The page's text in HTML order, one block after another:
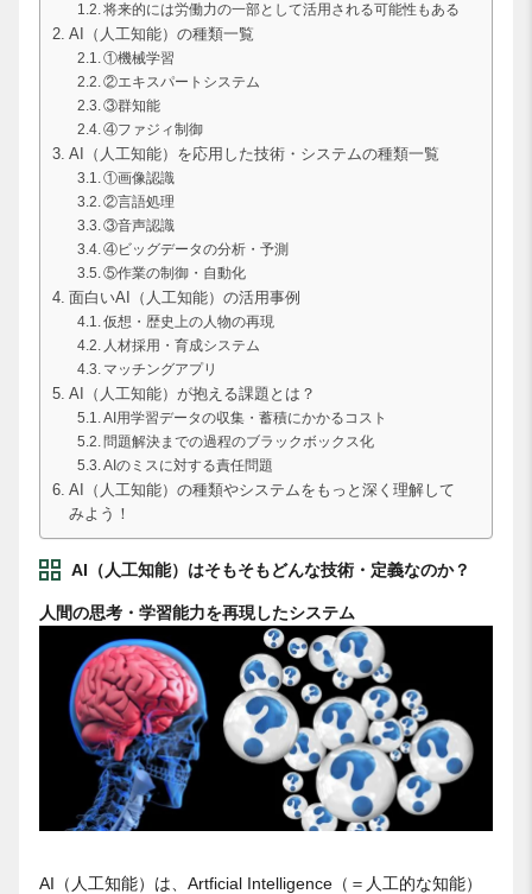
将来的には労働力の一部として活用される可能性もある
AI（人工知能）の種類一覧
①機械学習
②エキスパートシステム
③群知能
④ファジィ制御
AI（人工知能）を応用した技術・システムの種類一覧
①画像認識
②言語処理
③音声認識
④ビッグデータの分析・予測
⑤作業の制御・自動化
面白いAI（人工知能）の活用事例
仮想・歴史上の人物の再現
人材採用・育成システム
マッチングアプリ
AI（人工知能）が抱える課題とは？
AI用学習データの収集・蓄積にかかるコスト
問題解決までの過程のブラックボックス化
AIのミスに対する責任問題
AI（人工知能）の種類やシステムをもっと深く理解して
みよう！
AI（人工知能）はそもそもどんな技術・定義なのか？
人間の思考・学習能力を再現したシステム
AI（人工知能）は、Artficial Intelligence（＝人工的な知能）